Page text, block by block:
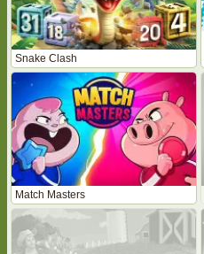
Snake Clash
Match Masters